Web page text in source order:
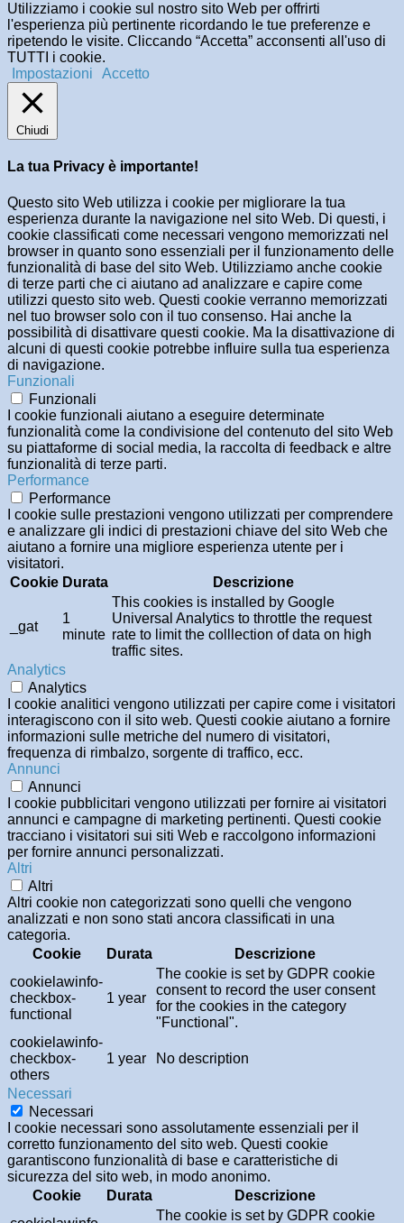
Utilizziamo i cookie sul nostro sito Web per offrirti
l'esperienza più pertinente ricordando le tue preferenze e
ripetendo le visite. Cliccando “Accetta” acconsenti all'uso di
TUTTI i cookie.
Impostazioni
Accetto
Chiudi
La tua Privacy è importante!
Questo sito Web utilizza i cookie per migliorare la tua
esperienza durante la navigazione nel sito Web. Di questi, i
cookie classificati come necessari vengono memorizzati nel
browser in quanto sono essenziali per il funzionamento delle
funzionalità di base del sito Web. Utilizziamo anche cookie
di terze parti che ci aiutano ad analizzare e capire come
utilizzi questo sito web. Questi cookie verranno memorizzati
nel tuo browser solo con il tuo consenso. Hai anche la
possibilità di disattivare questi cookie. Ma la disattivazione di
alcuni di questi cookie potrebbe influire sulla tua esperienza
di navigazione.
Funzionali
Funzionali
I cookie funzionali aiutano a eseguire determinate
funzionalità come la condivisione del contenuto del sito Web
su piattaforme di social media, la raccolta di feedback e altre
funzionalità di terze parti.
Performance
Performance
I cookie sulle prestazioni vengono utilizzati per comprendere
e analizzare gli indici di prestazioni chiave del sito Web che
aiutano a fornire una migliore esperienza utente per i
visitatori.
Cookie Durata Descrizione
_gat
1
minute
This cookies is installed by Google
Universal Analytics to throttle the request
rate to limit the colllection of data on high
traffic sites.
Analytics
Analytics
I cookie analitici vengono utilizzati per capire come i visitatori
interagiscono con il sito web. Questi cookie aiutano a fornire
informazioni sulle metriche del numero di visitatori,
frequenza di rimbalzo, sorgente di traffico, ecc.
Annunci
Annunci
I cookie pubblicitari vengono utilizzati per fornire ai visitatori
annunci e campagne di marketing pertinenti. Questi cookie
tracciano i visitatori sui siti Web e raccolgono informazioni
per fornire annunci personalizzati.
Altri
Altri
Altri cookie non categorizzati sono quelli che vengono
analizzati e non sono stati ancora classificati in una
categoria.
Cookie
Durata
Descrizione
cookielawinfo-
checkbox-
functional
1 year
The cookie is set by GDPR cookie
consent to record the user consent
for the cookies in the category
"Functional".
cookielawinfo-
checkbox-
others
1 year No description
Necessari
Necessari
I cookie necessari sono assolutamente essenziali per il
corretto funzionamento del sito web. Questi cookie
garantiscono funzionalità di base e caratteristiche di
sicurezza del sito web, in modo anonimo.
Cookie
Durata
Descrizione
The cookie is set by GDPR cookie